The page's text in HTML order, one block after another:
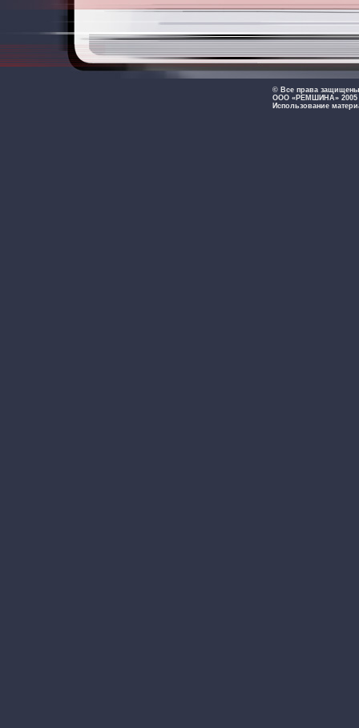
© Все права защищены
ООО «РЕМШИНА» 2005
Использование